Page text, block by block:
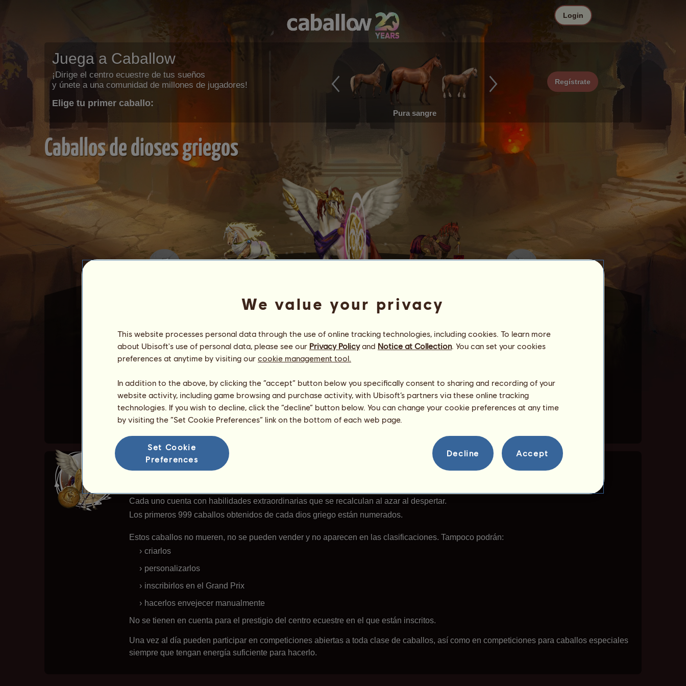
Juega a Caballow
¡Dirige el centro ecuestre de tus sueños
y únete a una comunidad de millones de jugadores!
Elige tu primer caballo:
Pura sangre
Regístrate
Login
Caballos de dioses griegos
Atenea es uno de loscaballos de dioses griegos.
Atenea cuenta con habilidades extraordinarias que se recalculan al azar al despertar.
No se puede vender: Atenea.
Ver la lista de todos los jugadores que tienen a Atenea
Los dioses griegos
Cada uno cuenta con habilidades extraordinarias que se recalculan al azar al despertar.
Los primeros 999 caballos obtenidos de cada dios griego están numerados.
Estos caballos no mueren, no se pueden vender y no aparecen en las clasificaciones. Tampoco podrán:
criarlos
personalizarlos
inscribirlos en el Grand Prix
hacerlos envejecer manualmente
No se tienen en cuenta para el prestigio del centro ecuestre en el que están inscritos.
Una vez al día pueden participar en competiciones abiertas a toda clase de caballos, así como en competiciones para caballos especiales
siempre que tengan energía suficiente para hacerlo.
We value your privacy
This website processes personal data through the use of online tracking technologies, including cookies. To learn more
about Ubisoft's use of personal data, please see our Privacy Policyand Notice at Collection. You can set your cookies
preferences at anytime by visiting our cookie management tool.
In addition to the above, by clicking the “accept” button below you specifically consent to sharing and recording of your
website activity, including game browsing and purchase activity, with Ubisoft’s partners via these online tracking
technologies. If you wish to decline, click the “decline” button below. You can change your cookie preferences at any time
by visiting the “Set Cookie Preferences” link on the bottom of each web page.
Set Cookie
Preferences
Decline Accept